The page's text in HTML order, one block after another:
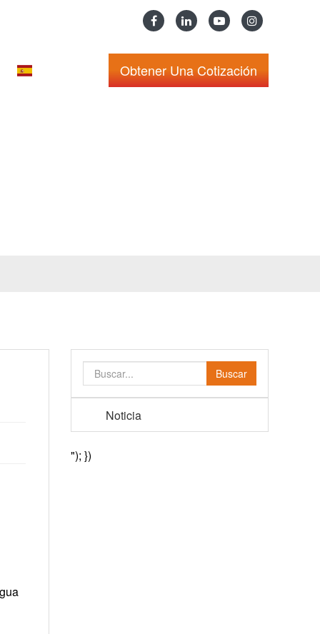
Obtener Una Cotización
Buscar
Noticia
"); })